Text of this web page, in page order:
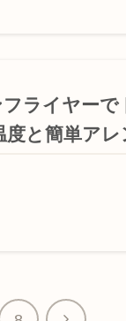
ライヤーで
度と簡単アレ